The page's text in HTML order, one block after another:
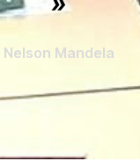
Nelson Mandela